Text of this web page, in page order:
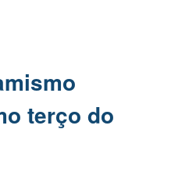
terço do